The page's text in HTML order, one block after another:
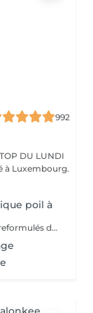
992
DU LUNDI
poil à
Nos microblading sont fait avec des pigments reformulés depuis la loi du 4 janvier 2022 faites nous confiance nous travaillons avec les meilleures marques sur le marché ne vous inquiétez pas pour la couleur et technique on regardera ensemble sur place :) l'épilation au fil est incluse